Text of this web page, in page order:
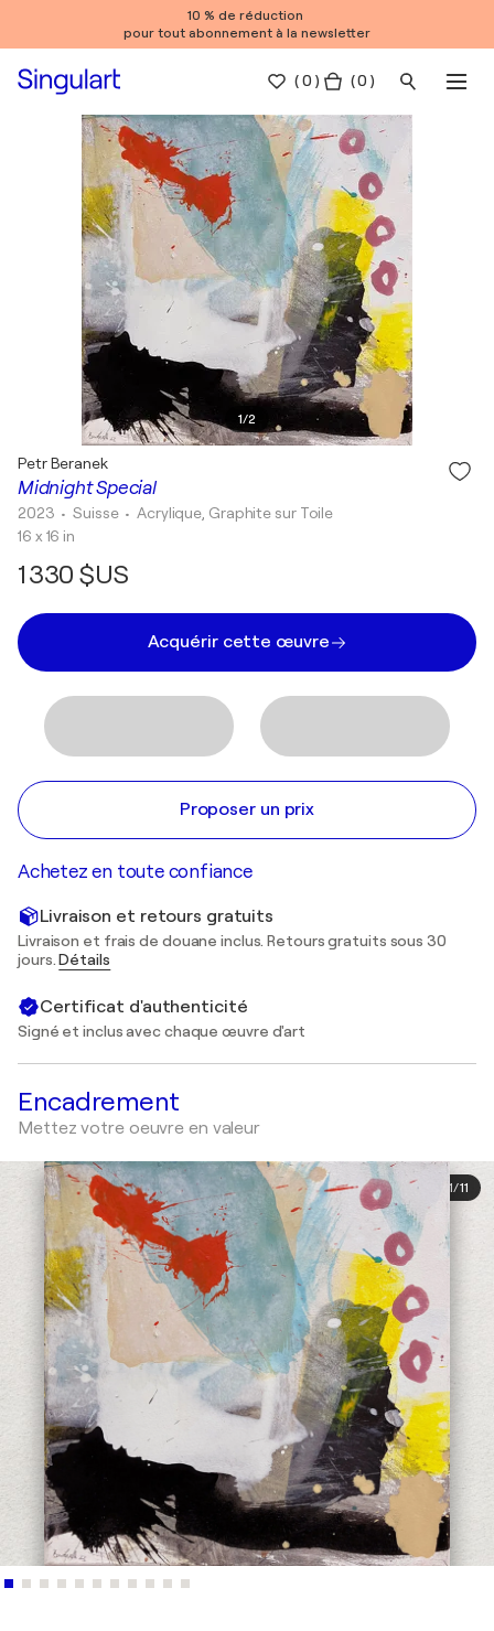
10 % de réduction
pour tout abonnement à la newsletter
(0 ) ( 0 )
1/2
Midnight Special
Petr Beranek
2023 • Suisse •Acrylique, Graphite sur Toile
16 x 16 in
1 330 $US
Acquérir cette œuvre
Proposer un prix
Achetez en toute confiance
Livraison et retours gratuits
Livraison et frais de douane inclus. Retours gratuits sous 30
jours.Détails
Certificat d'authenticité
Signé et inclus avec chaque œuvre d'art
Encadrement
Mettez votre oeuvre en valeur
1/11